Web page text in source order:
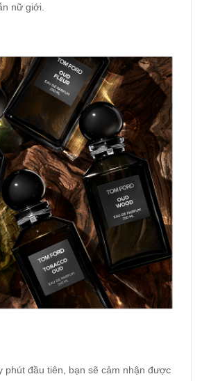
nữ giới.
phút đầu tiên, bạn sẽ cảm nhận được